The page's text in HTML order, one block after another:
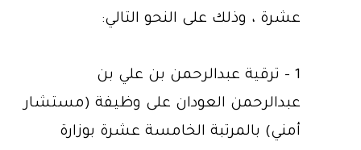
عشرة ، وذلك على النحو التالي:
1 - ترقية عبدالرحمن بن علي بن
عبدالرحمن العودان على وظيفة (مستشار
أمني) بالمرتبة الخامسة عشرة بوزارة